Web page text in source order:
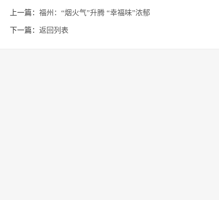
上一篇： 福州：“烟火气”升腾 “幸福味”浓郁
下一篇： 返回列表